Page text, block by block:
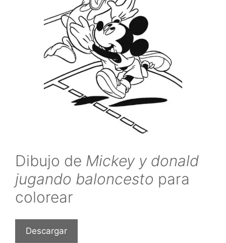
Dibujo de Mickey y donald
jugando baloncesto para
colorear
Descargar